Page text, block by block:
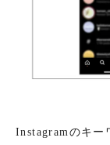
Instagramのキー